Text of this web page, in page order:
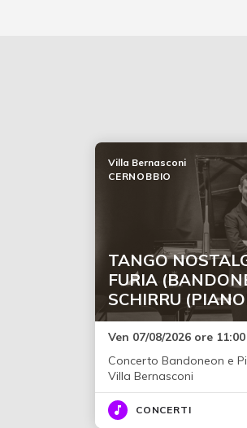
TANGO
FURIA
SCHIRRU
Villa Bernasconi
CERNOBBIO
Ven 07/08/2026 ore 11:00
Concerto Bandoneon e
Villa Bernasconi
CONCERTI